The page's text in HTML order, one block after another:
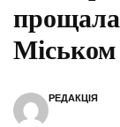
Міськом
РЕДАКЦІЯ